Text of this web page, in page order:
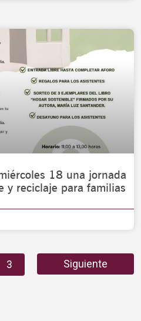
18 una jornada
y reciclaje para familias
3 5
Siguiente